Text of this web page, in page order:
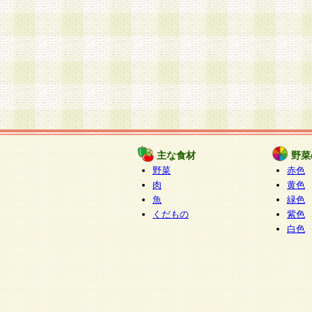
主な食材
野菜
肉
魚
くだもの
野
赤色
黄色
緑色
紫色
白色